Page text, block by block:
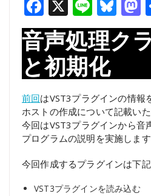
Facebook
X Line
音声処理ク
と初期化
前回はVST3プラグインの情報
ホストの作成について記載いた
今回はVST3プラグインから音
プログラムの説明を実施します
今回作成するプラグインは下記
VST3プラグインを読み込む